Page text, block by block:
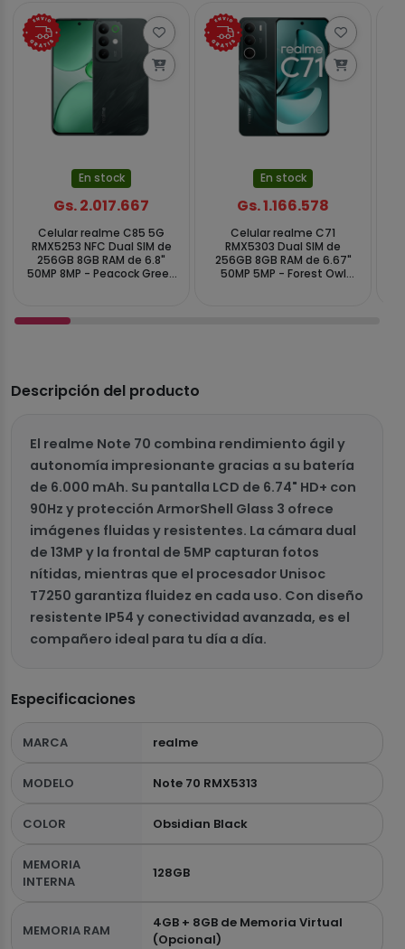
En stock
Gs. 2.017.667
Celular realme C85 5G
RMX5253 NFC Dual SIM de
256GB 8GB RAM de 6.8"
50MP 8MP - Peacock Green
En stock
Gs. 1.166.578
Celular realme C71
RMX5303 Dual SIM de
256GB 8GB RAM de 6.67"
50MP 5MP - Forest Owl
Descripción del producto
El realme Note 70 combina rendimiento ágil y
autonomía impresionante gracias a su batería
de 6.000 mAh. Su pantalla LCD de 6.74" HD+ con
90Hz y protección ArmorShell Glass 3 ofrece
imágenes fluidas y resistentes. La cámara dual
de 13MP y la frontal de 5MP capturan fotos
nítidas, mientras que el procesador Unisoc
T7250 garantiza fluidez en cada uso. Con diseño
resistente IP54 y conectividad avanzada, es el
compañero ideal para tu día a día.
Especificaciones
MARCA realme
MODELO Note 70 RMX5313
COLOR Obsidian Black
MEMORIA
INTERNA
128GB
MEMORIA RAM
4GB + 8GB de Memoria Virtual
(Opcional)